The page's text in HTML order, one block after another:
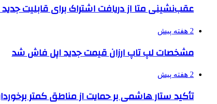
عقب‌نشینی متا از دریافت اشتراک برای قابلیت
2 هفته پیش
مشخصات لپ تاپ ارزان قیمت جدید اپل فاش شد
2 هفته پیش
تأکید ستار هاشمی بر حمایت از مناطق کمتر